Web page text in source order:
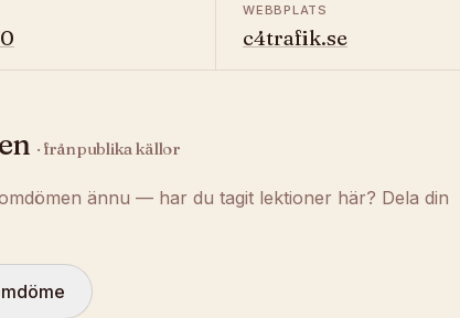
WEBBPLATS
c4trafik.se
· från publika källor
ännu — har du tagit lektioner här? Dela din